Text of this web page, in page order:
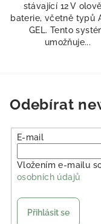
stávající 12 V
baterie, včetně typů
GEL. Tento
umožňuje...
Odebírat
E-mail
Vložením e-mailu
osobních údajů
Přihlásit se